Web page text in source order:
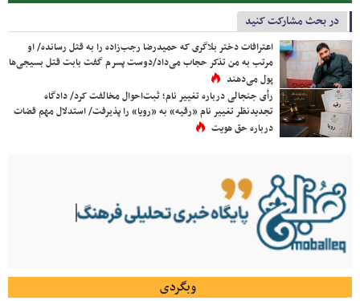
در بحث مشارکت کنید
اعترافات دختر بلاگری که حمیدرضا رجب‌زاده را به قتل رسانده/ او
مرتب به من تذکر حجاب می‌داد/دوست پسرم گفت بابت قتل بسیجی‌ها
پول می‌دهند
رأی جنجالی درباره تغییر نام؛ ثبت‌احوال مخالفت کرد/ دادگاه
تجدیدنظر تغییر نام «رقیه» به «رویا» را پذیرفت/ استدلال مهم قضات
درباره حق هویت
وبگردی